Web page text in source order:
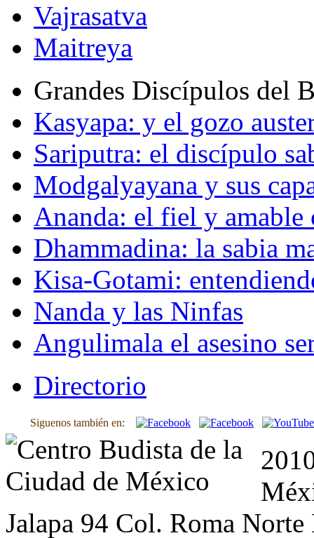
Vajrasatva
Maitreya
Grandes Discípulos del
Kasyapa: y el gozo
Sariputra: el discípulo
Modgalyayana y sus
Ananda: el fiel y amable
Dhammadina: la sabia
Kisa-Gotami:
Nanda y las Ninfas
Angulimala el asesino
Directorio
Siguenos también en:
Jalapa 94 Col. Roma